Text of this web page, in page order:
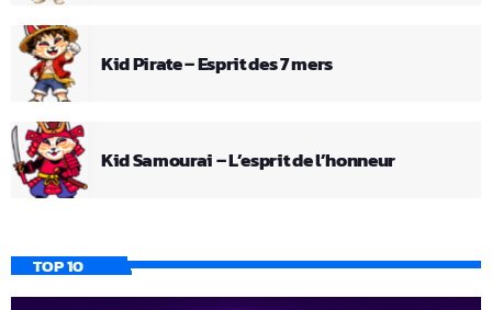
Kid Pirate – Esprit des 7 mers
Kid Samourai – L’esprit de l’honneur
TOP 10